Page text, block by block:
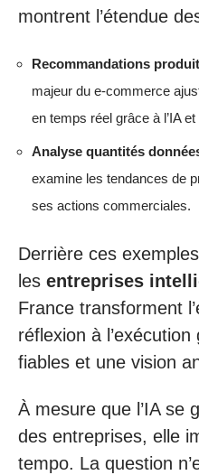
montrent l’étendue
Recommandations
majeur du e-commerce
en temps réel grâce à l’IA
Analyse quantités
examine les tendances de
ses actions commerciales.
Derrière ces
les entreprises
France transforment
réflexion à
fiables et une vision
À mesure que l’IA se
des entreprises, elle
tempo. La question